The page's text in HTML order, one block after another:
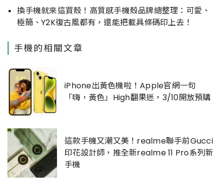
換手機就來這買殼！高質感手機殼品牌總整理：可愛、
極簡、Y2K復古風都有，還能把載具條碼印上去！
手機的相關文章
iPhone出黃色機啦！Apple官網一句
「嗨，黃色」High翻果迷，3/10開放預購
這款手機又潮又美！realme聯手前Gucci
印花設計師，推全新realme 11 Pro系列新
手機